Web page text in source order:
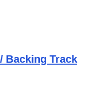
Backing Track